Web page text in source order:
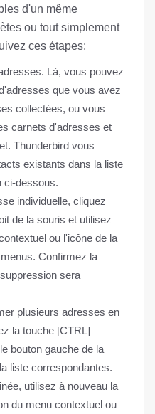
d'un même
ou tout simplement
ces étapes:
Là, vous pouvez
que vous avez
collectées, ou vous
carnets d'adresses et
Thunderbird vous
existants dans la liste
ci-dessous.
individuelle, cliquez
de la souris et utilisez
ou l'icône de la
Confirmez la
sera
plusieurs adresses en
la touche [CTRL]
bouton gauche de la
liste correspondantes.
utilisez à nouveau la
du menu contextuel ou